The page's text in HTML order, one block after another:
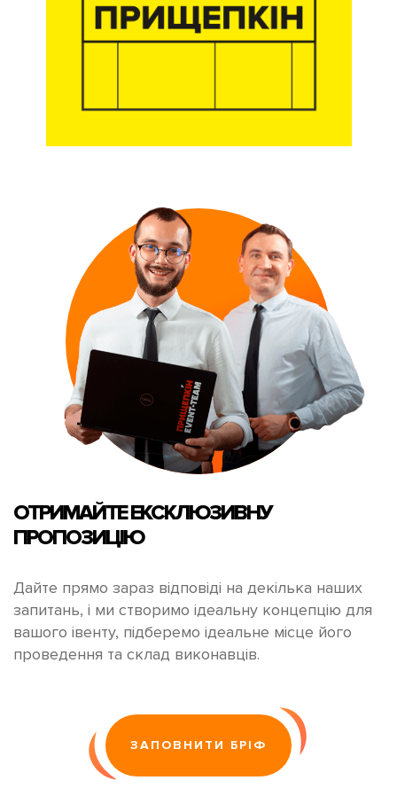
ОТРИМАЙТЕЕКСКЛЮЗИВНУ
ПРОПОЗИЦІЮ
Дайте прямо зараз відповіді на декілька наших
запитань, і ми створимо ідеальну концепцію для
вашого івенту, підберемо ідеальне місце його
проведення та склад виконавців.
ЗАПОВНИТИ БРІФ